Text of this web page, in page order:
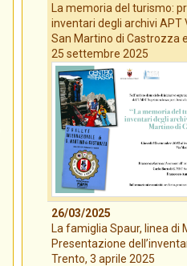
La memoria del turismo:
inventari degli archivi APT
San Martino di Castrozza
25 settembre 2025
26/03/2025
La famiglia Spaur, linea di
Presentazione
Trento, 3 aprile 2025